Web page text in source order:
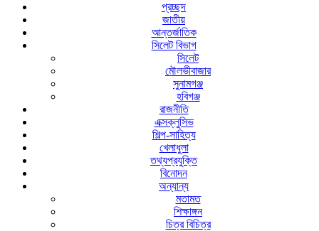
প্রচ্ছদ
জাতীয়
আন্তর্জাতিক
সিলেট বিভাগ
সিলেট
মৌলভীবাজার
সুনামগঞ্জ
হবিগঞ্জ
রাজনীতি
এক্সক্লুসিভ
শিল্প-সাহিত্য
খেলাধুলা
তথ্যপ্রযুক্তি
বিনোদন
অন্যান্য
মতামত
শিক্ষাঙ্গন
চিত্র বিচিত্র